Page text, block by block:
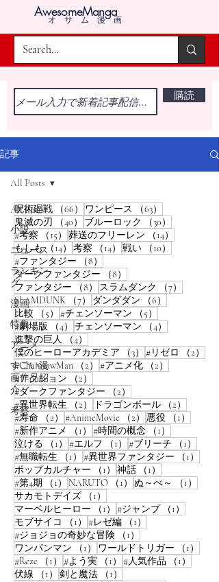
AwesomeManga
オサム漫画
購読
記事
All Posts
小説
ニュース
ランキン
グ
漫画
特集
アニメ
すごい漫
画作品紹
介
考察
All Posts
呪術廻戦 （66） 66件の記事
ワンピース （63）
鬼滅の刃
（40） 40件の記事
ブルーロック （30）
#考察
（15） 15件の記事
葬送のフリーレン （14）
もしも（14） 14件の記事
考察 （14） 14件の記事
戦い （10）
#ファンタジー
（8）
ダークファンタジー
（8）
ファンタジー
（8） 8件の記事
スラムダンク （7）
SLAMDUNK
（7） 7件の記事
ダンダダン （6）
比較
（5） 5件の記事
#チェンソーマン （5）
#劇場版
（4） 4件の記事
チェンソーマン （4）
進撃の巨人
（4）
僕のヒーローアカデミア
（3） 3件の記事
#リゼロ （2）
#ChainsawMan
（2） 2件の記事
#アニメ化 （2）
#アクション
（2）
#ダークファンタジー
（2）
#異世界転生
（2） 2件の記事
ドラゴンボール （2）
#寿命
（2） 2件の記事
#AnimeMovie （2） 2件の記事
悪役 （1）
#新作アニメ
（1） 1件の記事
#時間の概念 （1）
泣ける
（1） 1件の記事
#エルフ （1） 1件の記事
#ブリーチ （1）
#無職転生
（1） 1件の記事
#異世界ファンタジー （1）
ポップカルチャー
（1） 1件の記事
神話 （1）
#第4期
（1） 1件の記事
NARUTO （1） 1件の記事
ぬ～べ～ （1）
サカモトデイズ
（1）
マーベルヒーロー
（1） 1件の記事
#ジャンプ （1）
モブサイコ
（1） 1件の記事
#レゼ編 （1）
#ジョジョの奇妙な冒険
（1）
ワンパンマン
（1） 1件の記事
ワールドトリガー （1）
#Reze
（1） 1件の記事
#よう実 （1） 1件の記事
#人気作品 （1）
伏線
（1） 1件の記事
剣と魔法 （1）